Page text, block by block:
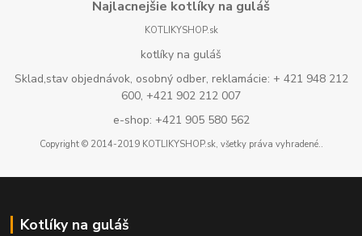
Najlacnejšie kotlíky na guláš
KOTLIKYSHOP.sk
kotlíky na guláš
Sklad,stav objednávok, osobný odber, reklamácie: + 421 948 212
600, +421 902 212 007
e-shop: +421 905 580 562
Copyright © 2014-2019 KOTLIKYSHOP.sk, všetky práva vyhradené..
Kotlíky na guláš